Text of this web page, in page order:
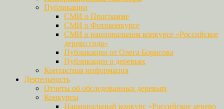
Публикации
СМИ о Программе
СМИ о Фотоконкурсе
СМИ о национальном конкурсе «Российское
дерево года»
Публикации от Олега Борисова
Публикации о деревьях
Контактная информация
Деятельность
Отчеты об обследованных деревьях
Конкурсы
Национальный конкурс «Российское дерево